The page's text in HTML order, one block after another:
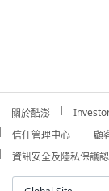
關於酷澎
信任管理中心
顧
資訊安全及隱私保護